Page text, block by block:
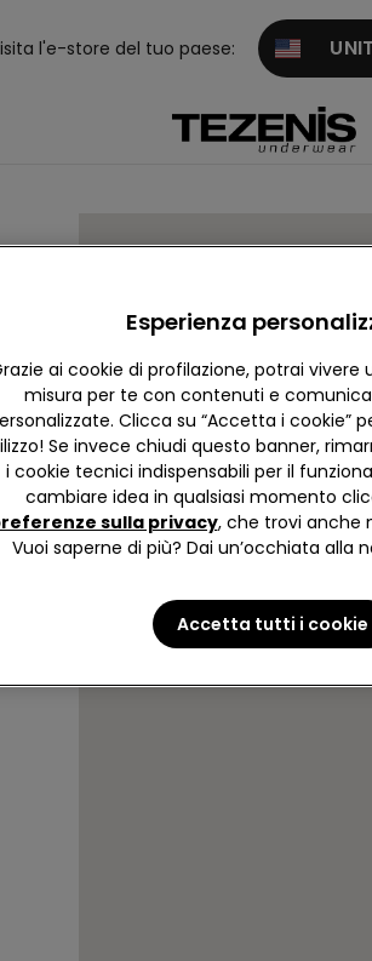
l'e-store del tuo paese:
Esperienza
ai cookie di profilazione, potrai vivere
misura per te con contenuti e
Clicca su “Accetta i cookie”
Se invece chiudi questo banner,
i cookie tecnici indispensabili per il
cambiare idea in qualsiasi momento
sulla privacy, che trovi anche
Vuoi saperne di più? Dai un’occhiata alla
Accetta tutti i cookie